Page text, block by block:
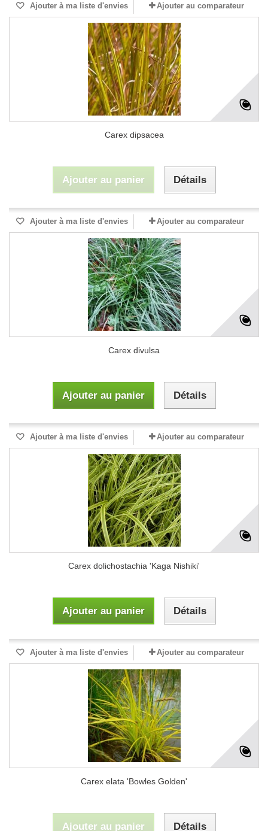
Ajouter à ma liste d'envies Ajouter au comparateur
Carex dipsacea
Ajouter au panier Détails
Ajouter à ma liste d'envies Ajouter au comparateur
Carex divulsa
Ajouter au panier Détails
Ajouter à ma liste d'envies Ajouter au comparateur
Carex dolichostachia 'Kaga Nishiki'
Ajouter au panier Détails
Ajouter à ma liste d'envies Ajouter au comparateur
Carex elata 'Bowles Golden'
Ajouter au panier Détails